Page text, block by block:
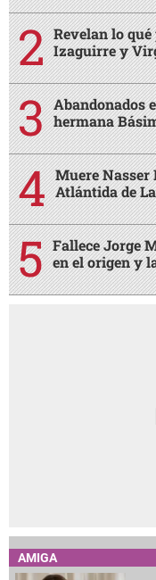
Revelan lo
Izaguirre y
Abandonados
hermana
Muere Nasser
Atlántida de
Fallece Jorge
en el origen y
AMIGA